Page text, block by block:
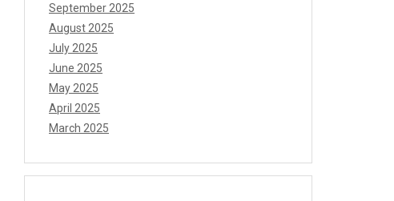
September 2025
August 2025
July 2025
June 2025
May 2025
April 2025
March 2025